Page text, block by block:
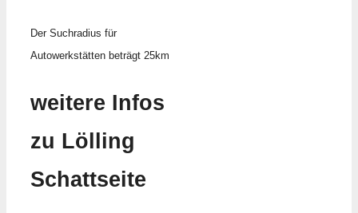
Der Suchradius für
Autowerkstätten beträgt 25km
weitere Infos
zu Lölling
Schattseite